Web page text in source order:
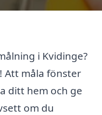
i Kvidinge?
Att måla fönster
ditt hem och ge
om du